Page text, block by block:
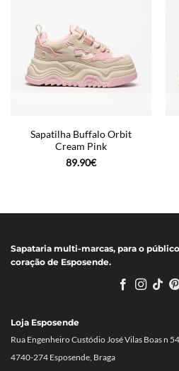
Sapatilha Buffalo Orbit
Cream Pink
89.90€
Sapataria multi-marcas, para o
coração de Esposende.
Loja Esposende
Rua Engenheiro Custódio José Vilas Boas n 54
4740-274 Esposende, Braga